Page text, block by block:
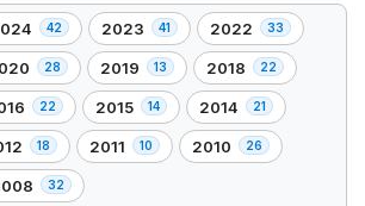
42 2023 41
,
41
élément(s)
2022 33
,
33
élément(s)
28 2019 13
,
13
élément(s)
2018 22
,
22
élément(s)
22 2015 14
,
14
élément(s)
2014 21
,
21
élément(s)
18 2011 10
,
2010 26
,
32